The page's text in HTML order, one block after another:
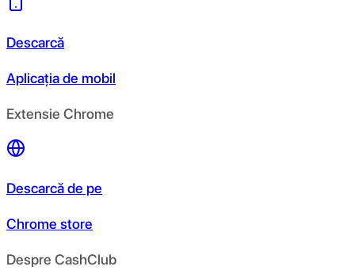
Descarcă
Aplicația de mobil
Extensie Chrome
Descarcă de pe
Chrome store
Despre CashClub